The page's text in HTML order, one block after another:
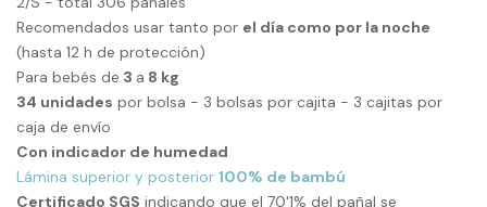
Recomendados usar tanto por el día como por la noche
(hasta 12 h de protección)
Para bebés de 3 a 8 kg
34 unidades por bolsa - 3 bolsas por cajita - 3 cajitas por
caja de envío
Con indicador de humedad
Lámina superior y posterior 100% de bambú
Certificado SGS indicando que el 70'1% del pañal se